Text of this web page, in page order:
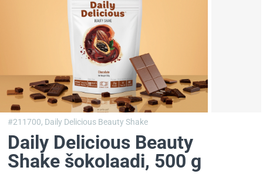
#211700, Daily Delicious Beauty Shake
Daily Delicious Beauty
Shake šokolaadi, 500 g